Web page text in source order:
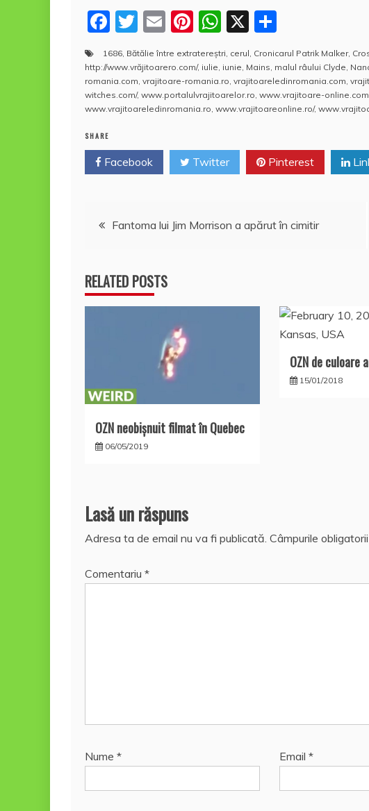
F
a
c
e
b
o
k
T
w
itt
er
E
ai
l
Pi
nt
er
e
st
W
h
at
s
A
p
X
rt
aj
e
z
ă
1686 Bătălie între extratereştri cerul Cronicarul Patrik Malker,
http://www.vrăjitoarero.com/, iulie iunie Mains malul râului Clyde
romania.com vrajitoare-romania.ro vrajitoareledinromania.com
witches.com/, www.portalulvrajitoarelor.ro www.vrajitoare-online.com
www.vrajitoareledinromania.ro www.vrajitoareonline.ro/,
SHARE
Facebook Twitter Pinterest
Navigare
articole
Fantoma lui Jim Morrison a apărut în cimitir
RELATED POSTS
OZN neobișnuit filmat în Quebec
06/05/2019
OZN de culoare
15/01/2018
Lasă un răspuns
Adresa ta de email nu va fi publicată. Câmpurile
Comentariu *
Nume * Email *